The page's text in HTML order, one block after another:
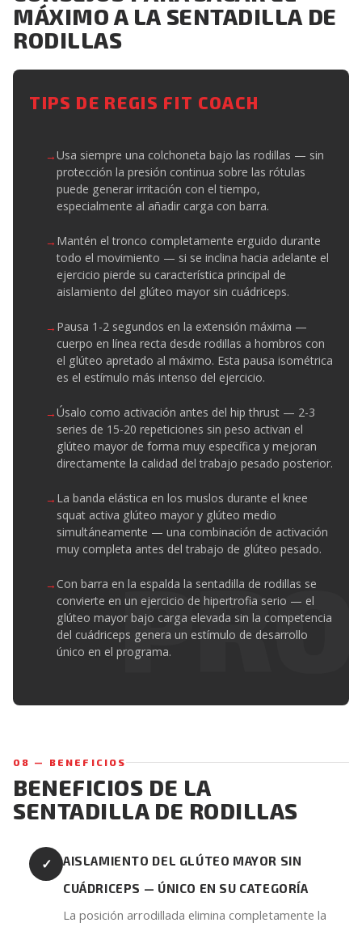
MÁXIMO A LA SENTADILLA DE
RODILLAS
TIPS DE REGIS FIT COACH
Usa siempre una colchoneta bajo las rodillas — sin
protección la presión continua sobre las rótulas
puede generar irritación con el tiempo,
especialmente al añadir carga con barra.
Mantén el tronco completamente erguido durante
todo el movimiento — si se inclina hacia adelante el
ejercicio pierde su característica principal de
aislamiento del glúteo mayor sin cuádriceps.
Pausa 1-2 segundos en la extensión máxima —
cuerpo en línea recta desde rodillas a hombros con
el glúteo apretado al máximo. Esta pausa isométrica
es el estímulo más intenso del ejercicio.
Úsalo como activación antes del hip thrust — 2-3
series de 15-20 repeticiones sin peso activan el
glúteo mayor de forma muy específica y mejoran
directamente la calidad del trabajo pesado posterior.
La banda elástica en los muslos durante el knee
squat activa glúteo mayor y glúteo medio
simultáneamente — una combinación de activación
muy completa antes del trabajo de glúteo pesado.
Con barra en la espalda la sentadilla de rodillas se
convierte en un ejercicio de hipertrofia serio — el
glúteo mayor bajo carga elevada sin la competencia
del cuádriceps genera un estímulo de desarrollo
único en el programa.
08 — BENEFICIOS
BENEFICIOS DE LA
SENTADILLA DE RODILLAS
✓
AISLAMIENTO DEL GLÚTEO MAYOR SIN
CUÁDRICEPS — ÚNICO EN SU CATEGORÍA
La posición arrodillada elimina completamente la